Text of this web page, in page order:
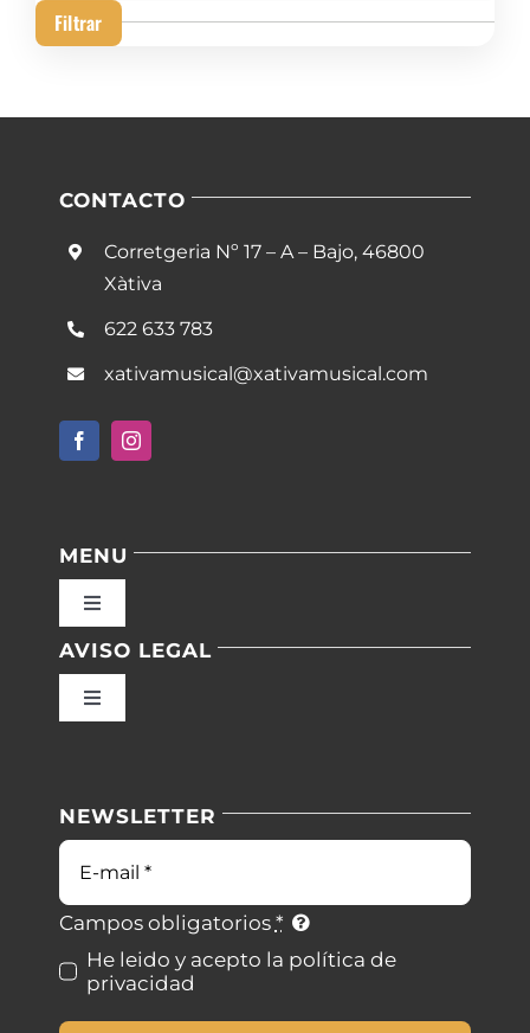
Filtrar
CONTACTO
Corretgeria Nº 17 – A – Bajo, 46800
Xàtiva
622 633 783
xativamusical@xativamusical.com
MENU
Toggle
Inicio
Blog
Contacto
AVISO LEGAL
Toggle
Condiciones de uso
Ley de cookies
Desistimiento
NEWSLETTER
Campos obligatorios *
He leido y acepto la política de
privacidad